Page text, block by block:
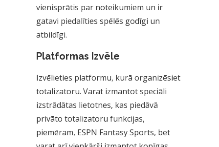
vienisprātis par noteikumiem un ir
gatavi piedalīties spēlēs godīgi un
atbildīgi.
Platformas Izvēle
Izvēlieties platformu, kurā organizēsiet
totalizatoru. Varat izmantot speciāli
izstrādātas lietotnes, kas piedāvā
privāto totalizatoru funkcijas,
piemēram, ESPN Fantasy Sports, bet